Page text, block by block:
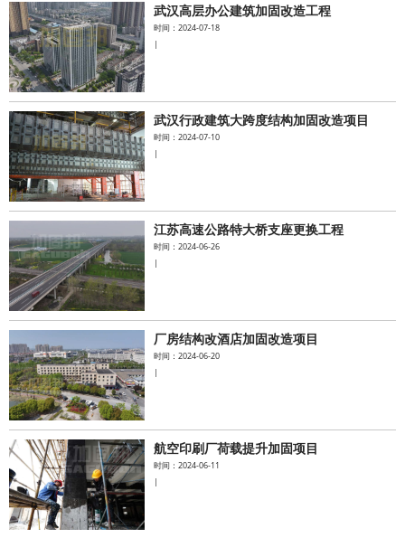
水泥基系统
新能源系统
案例中心
武汉高层办公建筑加固改造工程
时间：2024-07-18
|
武汉行政建筑大跨度结构加固改造项目
时间：2024-07-10
|
江苏高速公路特大桥支座更换工程
时间：2024-06-26
|
厂房结构改酒店加固改造项目
时间：2024-06-20
|
航空印刷厂荷载提升加固项目
时间：2024-06-11
|